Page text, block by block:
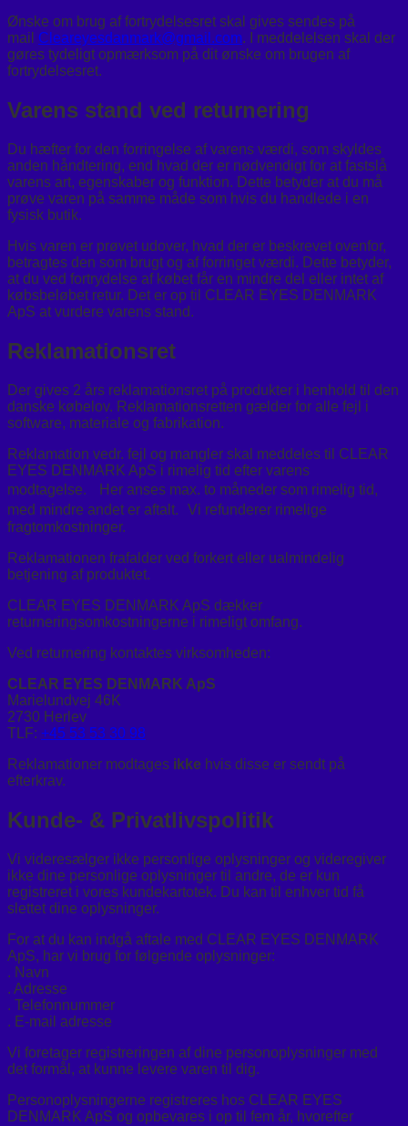
Ønske om brug af fortrydelsesret skal gives sendes på
mail Cleareyesdanmark@gmail.com. I meddelelsen skal der
gøres tydeligt opmærksom på dit ønske om brugen af
fortrydelsesret.
Varens stand ved returnering
Du hæfter for den forringelse af varens værdi, som skyldes
anden håndtering, end hvad der er nødvendigt for at fastslå
varens art, egenskaber og funktion. Dette betyder at du må
prøve varen på samme måde som hvis du handlede i en
fysisk butik.
Hvis varen er prøvet udover, hvad der er beskrevet ovenfor,
betragtes den som brugt og af forringet værdi. Dette betyder,
at du ved fortrydelse af købet får en mindre del eller intet af
købsbeløbet retur. Det er op til CLEAR EYES DENMARK
ApS at vurdere varens stand.
Reklamationsret
Der gives 2 års reklamationsret på produkter i henhold til den
danske købelov. Reklamationsretten gælder for alle fejl i
software, materiale og fabrikation.
Reklamation vedr. fejl og mangler skal meddeles til CLEAR
EYES DENMARK ApS i rimelig tid efter varens
modtagelse. Her anses max. to måneder som rimelig tid,
med mindre andet er aftalt. Vi refunderer rimelige
fragtomkostninger.
Reklamationen frafalder ved forkert eller ualmindelig
betjening af produktet.
CLEAR EYES DENMARK ApS dækker
returneringsomkostningerne i rimeligt omfang.
Ved returnering kontaktes virksomheden:
CLEAR EYES DENMARK ApS
Marielundvej 46K
2730 Herlev
TLF: +45 53 53 30 98
Reklamationer modtages ikke hvis disse er sendt på
efterkrav.
Kunde- & Privatlivspolitik
Vi videresælger ikke personlige oplysninger og videregiver
ikke dine personlige oplysninger til andre, de er kun
registreret i vores kundekartotek. Du kan til enhver tid få
slettet dine oplysninger.
For at du kan indgå aftale med CLEAR EYES DENMARK
ApS, har vi brug for følgende oplysninger:
. Navn
. Adresse
. Telefonnummer
. E-mail adresse
Vi foretager registreringen af dine personoplysninger med
det formål, at kunne levere varen til dig.
Personoplysningerne registreres hos CLEAR EYES
DENMARK ApS og opbevares i op til fem år, hvorefter